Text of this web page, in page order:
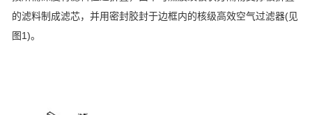
的滤料制成滤芯，并用密封胶封于边框内的核级高效空气过滤器(见
图1)。